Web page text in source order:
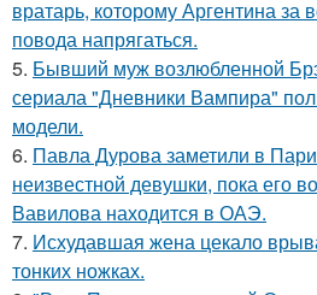
вратарь, которому Аргентина за
повода напрягаться.
5. Бывший муж возлюбленной
сериала "Дневники Вампира"
модели.
6. Павла Дурова заметили в
неизвестной девушки, пока его
Вавилова находится в ОАЭ.
7. Исхудавшая жена цекало
тонких ножках.